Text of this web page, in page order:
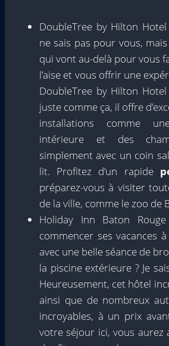
DoubleTree by Hilton Hotel
ne sais pas pour vous,
qui vont au-delà pour vous
l’aise et vous offrir une
DoubleTree by Hilton
juste comme ça, il offre
installations comme
intérieure et des
simplement avec un coin
lit. Profitez d’un rapide
préparez-vous à visiter
de la ville, comme le zoo de
Holiday Inn Baton
commencer ses vacances
avec une belle séance de
la piscine extérieure ? Je
Heureusement, cet hôtel
ainsi que de nombreux
incroyables, à un prix
votre séjour ici, vous aurez